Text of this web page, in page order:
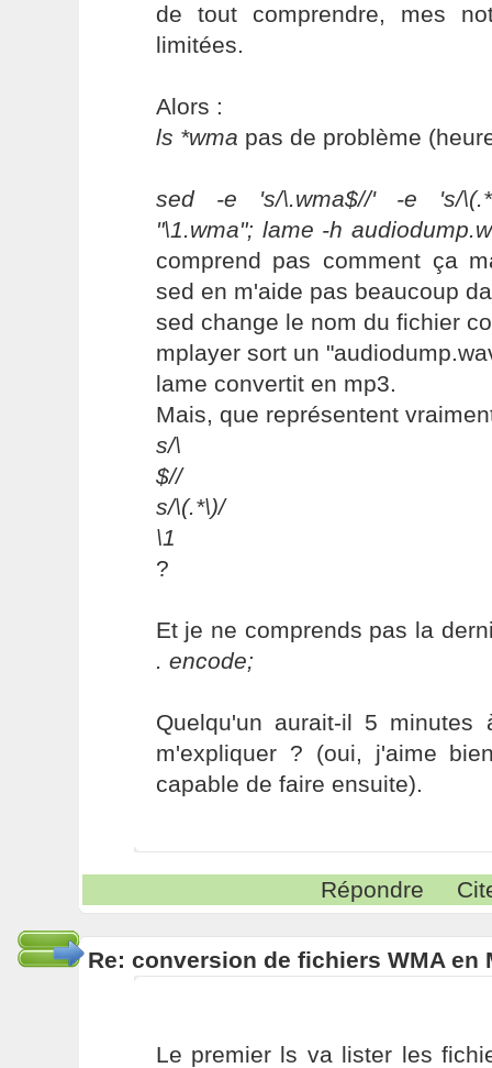
de tout comprendre, mes
limitées.
Alors :
ls *wma pas de problème
sed -e 's/\.wma$//' -e 's/
"\1.wma"; lame -h
comprend pas comment ça
sed en m'aide pas beaucoup
sed change le nom du fichier
mplayer sort un
lame convertit en mp3.
Mais, que représentent
s/\
$//
s/\(.*\)/
\1
?
Et je ne comprends pas la
. encode;
Quelqu'un aurait-il 5 minutes
m'expliquer ? (oui, j'aime
capable de faire ensuite).
Répondre
Re: conversion de fichiers WMA en
Le premier ls va lister les